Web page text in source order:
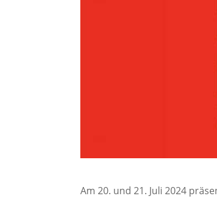
Am 20. und 21. Juli 2024